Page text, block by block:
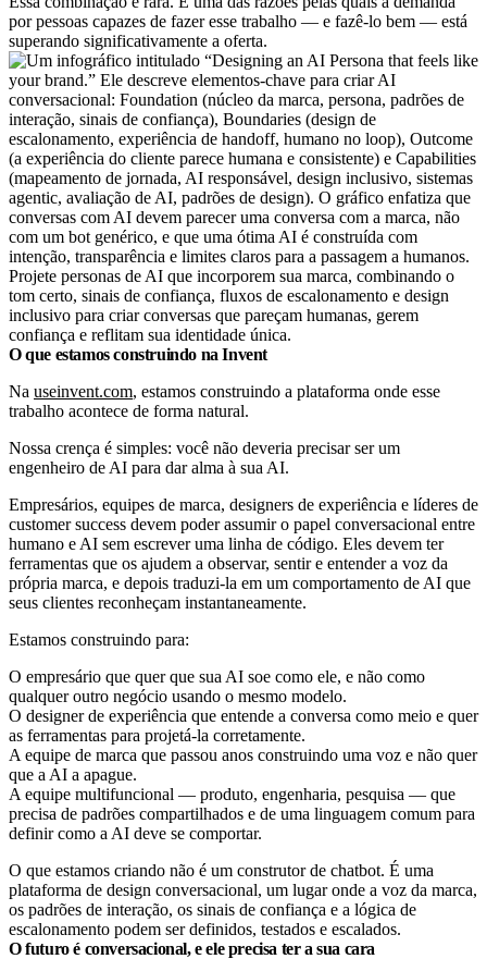
por pessoas capazes de fazer esse trabalho — e fazê-lo bem — está
superando significativamente a oferta.
Projete personas de AI que incorporem sua marca, combinando o
tom certo, sinais de confiança, fluxos de escalonamento e design
inclusivo para criar conversas que pareçam humanas, gerem
confiança e reflitam sua identidade única.
O que estamos construindo na Invent
Na useinvent.com, estamos construindo a plataforma onde esse
trabalho acontece de forma natural.
Nossa crença é simples: você não deveria precisar ser um
engenheiro de AI para dar alma à sua AI.
Empresários, equipes de marca, designers de experiência e líderes de
customer success devem poder assumir o papel conversacional entre
humano e AI sem escrever uma linha de código. Eles devem ter
ferramentas que os ajudem a observar, sentir e entender a voz da
própria marca, e depois traduzi-la em um comportamento de AI que
seus clientes reconheçam instantaneamente.
Estamos construindo para:
O empresário que quer que sua AI soe como ele, e não como
qualquer outro negócio usando o mesmo modelo.
O designer de experiência que entende a conversa como meio e quer
as ferramentas para projetá-la corretamente.
A equipe de marca que passou anos construindo uma voz e não quer
que a AI a apague.
A equipe multifuncional — produto, engenharia, pesquisa — que
precisa de padrões compartilhados e de uma linguagem comum para
definir como a AI deve se comportar.
O que estamos criando não é um construtor de chatbot. É uma
plataforma de design conversacional, um lugar onde a voz da marca,
os padrões de interação, os sinais de confiança e a lógica de
escalonamento podem ser definidos, testados e escalados.
O futuro é conversacional, e ele precisa ter a sua cara